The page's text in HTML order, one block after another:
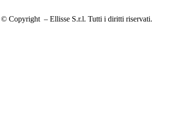
© Copyright– Ellisse S.r.l. Tutti i diritti riservati.